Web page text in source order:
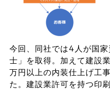
今回、同社では4人が国
士」を取得。加えて建設
万円以上の内装仕上げ工
た。建設業許可を持つ印